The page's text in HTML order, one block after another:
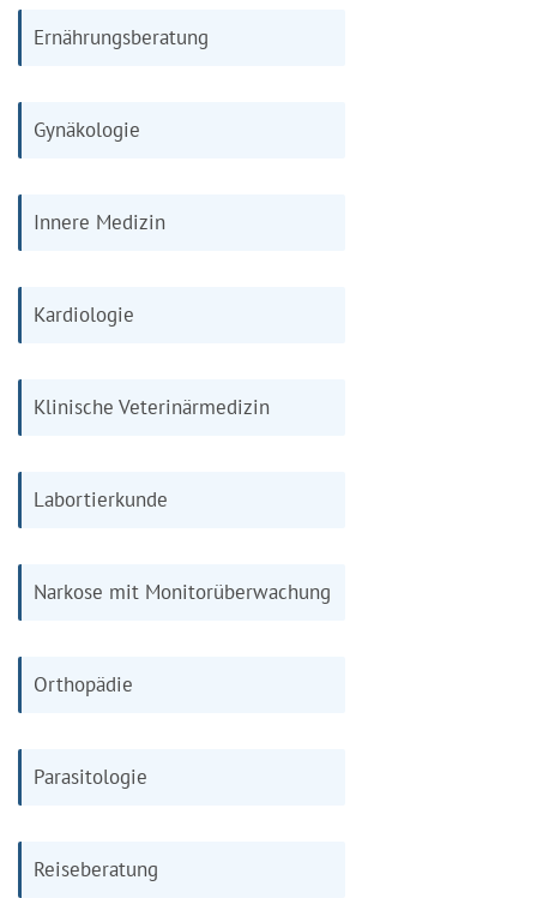
Ernährungsberatung
Gynäkologie
Innere Medizin
Kardiologie
Klinische Veterinärmedizin
Labortierkunde
Narkose mit Monitorüberwachung
Orthopädie
Parasitologie
Reiseberatung